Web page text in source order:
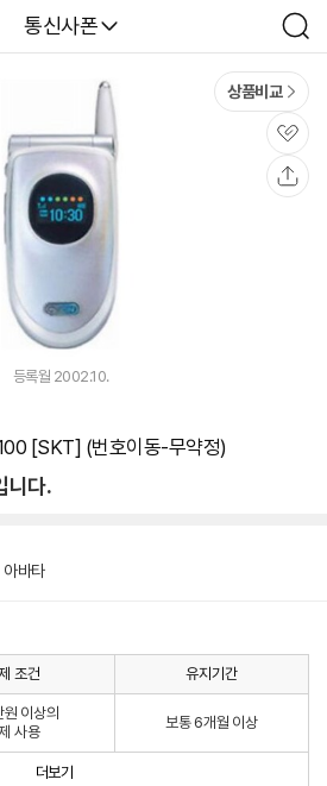
다나와
통신사폰
검
색
상품비교
관
심
등록월 2002.10.
[SKT] (번호이동-무약정)
니다.
아바타
조건 유지기간
이상의
사용
보통 6개월 이상
더보기